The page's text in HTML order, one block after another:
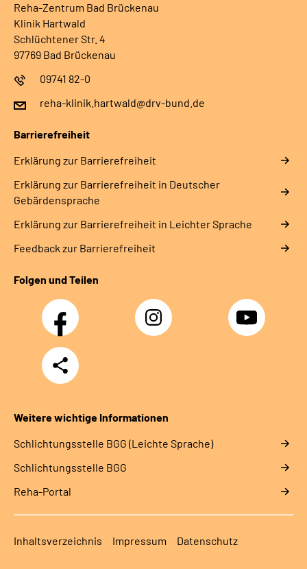
Reha-Zentrum Bad Brückenau
Klinik Hartwald
Schlüchtener Str. 4
97769 Bad Brückenau
09741 82-0
reha-klinik.hartwald@drv-bund.de
Barrierefreiheit
Erklärung zur Barrierefreiheit
Erklärung zur Barrierefreiheit in Deutscher
Gebärdensprache
Erklärung zur Barrierefreiheit in Leichter Sprache
Feedback zur Barrierefreiheit
Folgen und Teilen
Facebook Instagram YouTube
Teilen
Weitere wichtige Informationen
Schlich­tungs­stel­le BGG (Leichte Sprache)
Schlich­tungs­stel­le BGG
Reha-Portal
Inhaltsverzeichnis Impressum Datenschutz